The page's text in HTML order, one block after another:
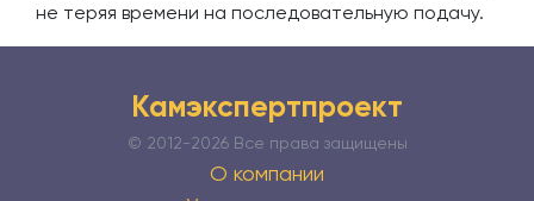
не теряя времени на последовательную подачу.
Камэкспертпроект
© 2012-2026 Все права защищены
О компании